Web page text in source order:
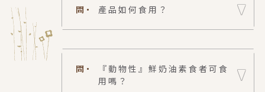
問・ 產品如何食用？
問・
『動物性』鮮奶油素食者可食
用嗎？